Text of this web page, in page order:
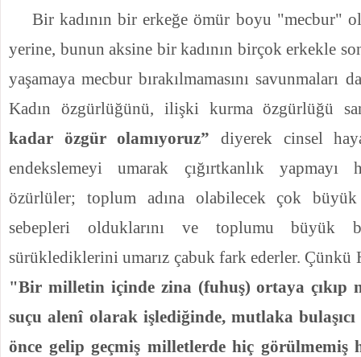
Bir kadının bir erkeğe ömür boyu "mecbur"
yerine, bunun aksine bir kadının birçok erkekle
yaşamaya mecbur bırakılmamasını savunmaları
Kadın özgürlüğünü, ilişki kurma özgürlüğü
kadar özgür olamıyoruz” diyerek cinsel
endekslemeyi umarak çığırtkanlık
özürlüler; toplum adına olabilecek çok
sebepleri olduklarını ve toplumu büyük
sürüklediklerini umarız çabuk fark ederler. Çünkü
"Bir milletin içinde zina (fuhuş) ortaya çıkıp
suçu alenî olarak işlediğinde, mutlaka
önce gelip geçmiş milletlerde hiç görülmemiş